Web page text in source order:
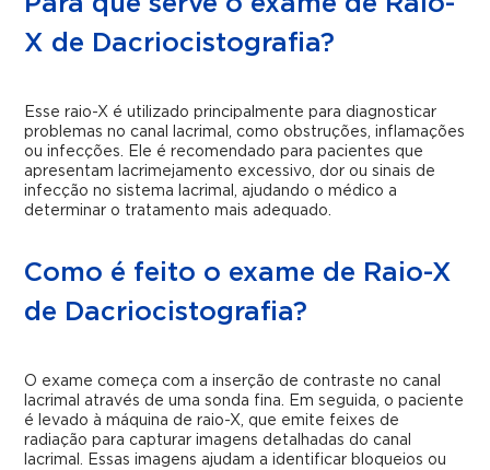
X de Dacriocistografia?
Esse raio-X é utilizado principalmente para diagnosticar
problemas no canal lacrimal, como obstruções, inflamações
ou infecções. Ele é recomendado para pacientes que
apresentam lacrimejamento excessivo, dor ou sinais de
infecção no sistema lacrimal, ajudando o médico a
determinar o tratamento mais adequado.
Como é feito o exame de Raio-X
de Dacriocistografia?
O exame começa com a inserção de contraste no canal
lacrimal através de uma sonda fina. Em seguida, o paciente
é levado à máquina de raio-X, que emite feixes de
radiação para capturar imagens detalhadas do canal
lacrimal. Essas imagens ajudam a identificar bloqueios ou